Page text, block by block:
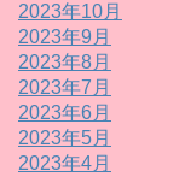
2023年10月
2023年9月
2023年8月
2023年7月
2023年6月
2023年5月
2023年4月